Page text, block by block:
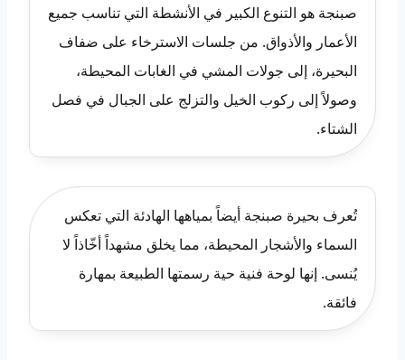
صبنجة هو التنوع الكبير في الأنشطة التي تناسب جميع
الأعمار والأذواق. من جلسات الاسترخاء على ضفاف
البحيرة، إلى جولات المشي في الغابات المحيطة،
وصولاً إلى ركوب الخيل والتزلج على الجبال في فصل
الشتاء.
تُعرف بحيرة صبنجة أيضاً بمياهها الهادئة التي تعكس
السماء والأشجار المحيطة، مما يخلق مشهداً أخّاذاً لا
يُنسى. إنها لوحة فنية حية رسمتها الطبيعة بمهارة
فائقة.